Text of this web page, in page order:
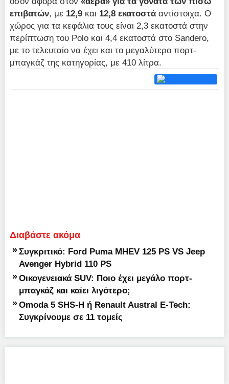
επιβατών, με 12,9 και 12,8 εκατοστά αντίστοιχα. Ο
χώρος για τα κεφάλια τους είναι 2,3 εκατοστά στην
περίπτωση του Polo και 4,4 εκατοστά στο Sandero,
με το τελευταίο να έχει και το μεγαλύτερο πορτ-
μπαγκάζ της κατηγορίας, με 410 λίτρα.
Διαβάστε ακόμα
» Συγκριτικό: Ford Puma MHEV 125 PS VS Jeep
Avenger Hybrid 110 PS
» Οικογενειακά SUV: Ποιο έχει μεγάλο πορτ-
μπαγκάζ και καίει λιγότερο;
» Omoda 5 SHS-H ή Renault Austral E-Tech:
Συγκρίνουμε σε 11 τομείς